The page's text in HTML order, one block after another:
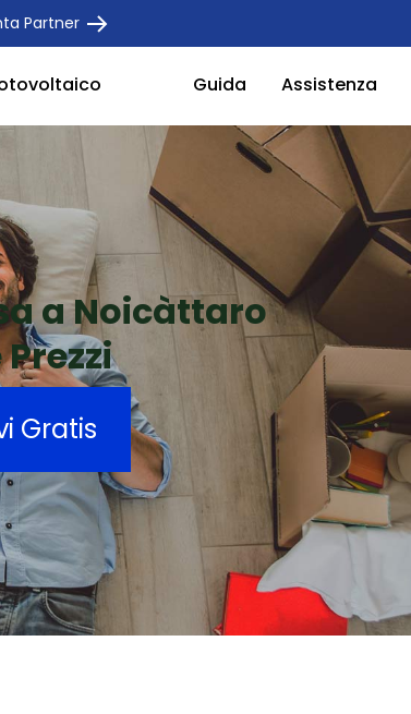
Partner
Guida Assistenza
a Noicàttaro
Gratis